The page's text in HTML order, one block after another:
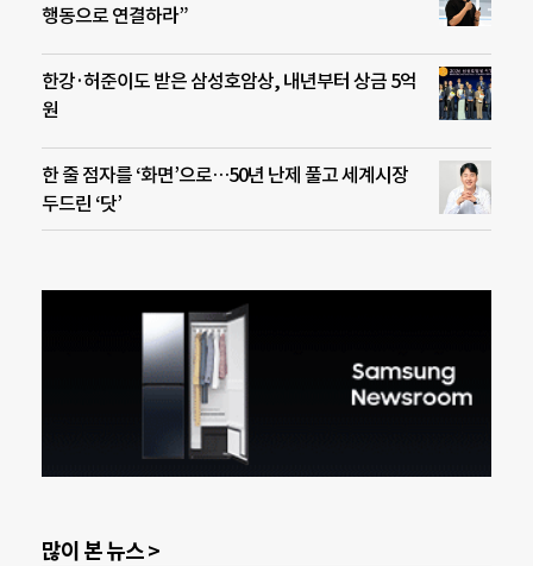
행동으로 연결하라”
한강·허준이도 받은 삼성호암상, 내년부터 상금 5억
원
한 줄 점자를 ‘화면’으로…50년 난제 풀고 세계시장
두드린 ‘닷’
많이 본 뉴스 >